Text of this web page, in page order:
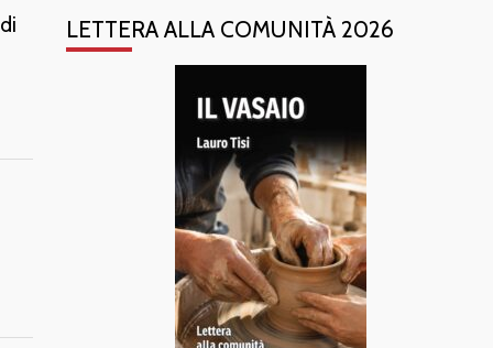
LETTERA ALLA COMUNITÀ 2026